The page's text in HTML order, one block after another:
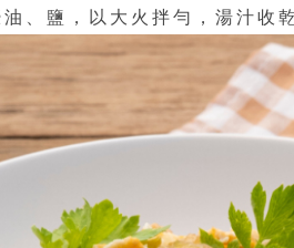
、鹽，以大火拌勻，湯汁收